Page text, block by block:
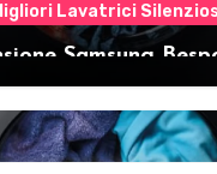
Lavatrici
Samsung
U3: la
che fa